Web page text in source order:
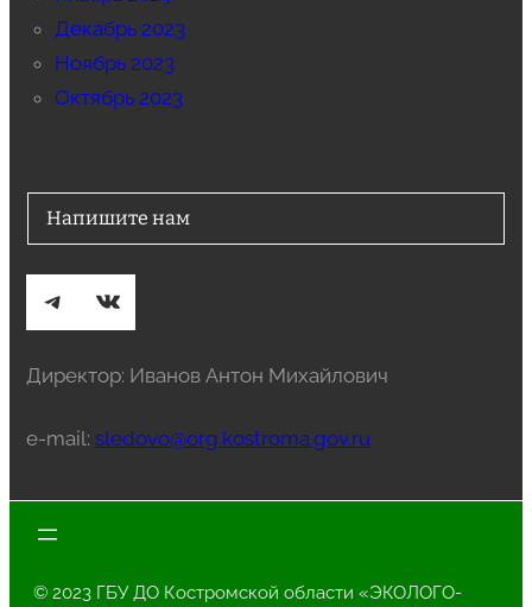
Декабрь 2023
Ноябрь 2023
Октябрь 2023
Напишите нам
Telegram ВКонтакте
Директор: Иванов Антон Михайлович
e-mail: sledovo@org.kostroma.gov.ru
© 2023 ГБУ ДО Костромской области «ЭКОЛОГО-